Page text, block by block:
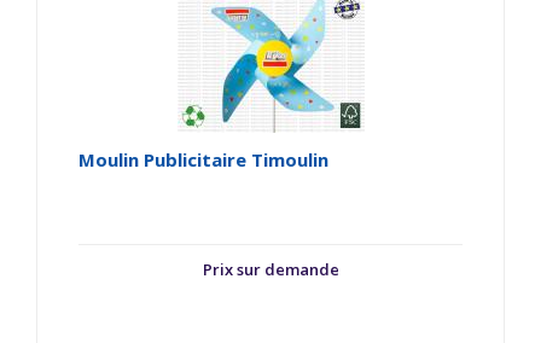
Moulin Publicitaire Timoulin
Prix sur demande